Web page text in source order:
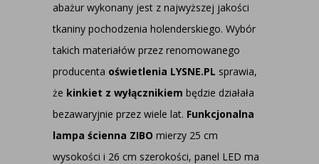
abażur wykonany jest z najwyższej jakości
tkaniny pochodzenia holenderskiego. Wybór
takich materiałów przez renomowanego
producenta oświetlenia LYSNE.PL sprawia,
że kinkiet z wyłącznikiem będzie działała
bezawaryjnie przez wiele lat. Funkcjonalna
lampa ścienna ZIBO mierzy 25 cm
wysokości i 26 cm szerokości, panel LED ma